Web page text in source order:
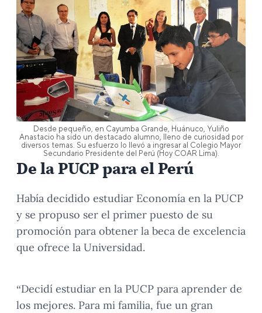
Desde pequeño, en Cayumba Grande, Huánuco, Yuliño
Anastacio ha sido un destacado alumno, lleno de curiosidad por
diversos temas. Su esfuerzo lo llevó a ingresar al Colegio Mayor
Secundario Presidente del Perú (Hoy COAR Lima).
De la PUCP para el Perú
Había decidido estudiar Economía en la PUCP
y se propuso ser el primer puesto de su
promoción para obtener la beca de excelencia
que ofrece la Universidad.
“Decidí estudiar en la PUCP para aprender de
los mejores. Para mi familia, fue un gran